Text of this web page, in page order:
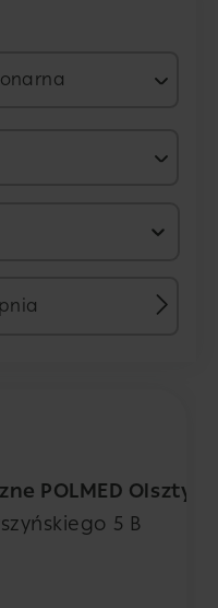
POLMED Olsztyn
5 B